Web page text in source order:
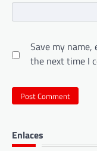
Save my
the next time I
Enlaces